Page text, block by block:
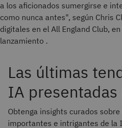
a los aficionados sumergirse e
como nunca antes", según Chris
digitales en el All England Club, en
lanzamiento .
Las últimas
IA
Obtenga insights curados
importantes e intrigantes de la